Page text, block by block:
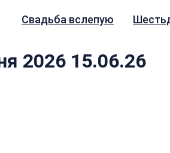
Свадьба вслепую
2026 15.06.26